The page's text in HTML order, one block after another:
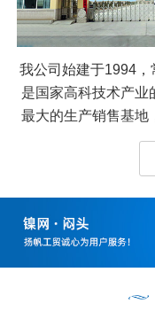
我公司始建于1994，
是国家高科技术产业
最大的生产销售基地